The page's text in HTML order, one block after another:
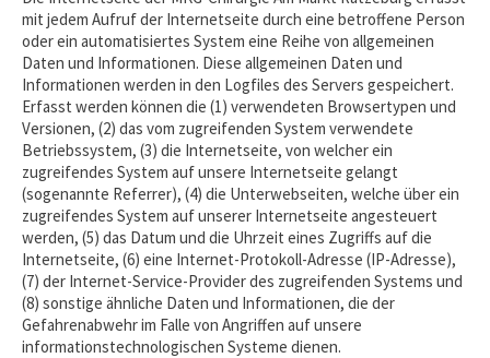
mit jedem Aufruf der Internetseite durch eine betroffene Person
oder ein automatisiertes System eine Reihe von allgemeinen
Daten und Informationen. Diese allgemeinen Daten und
Informationen werden in den Logfiles des Servers gespeichert.
Erfasst werden können die (1) verwendeten Browsertypen und
Versionen, (2) das vom zugreifenden System verwendete
Betriebssystem, (3) die Internetseite, von welcher ein
zugreifendes System auf unsere Internetseite gelangt
(sogenannte Referrer), (4) die Unterwebseiten, welche über ein
zugreifendes System auf unserer Internetseite angesteuert
werden, (5) das Datum und die Uhrzeit eines Zugriffs auf die
Internetseite, (6) eine Internet-Protokoll-Adresse (IP-Adresse),
(7) der Internet-Service-Provider des zugreifenden Systems und
(8) sonstige ähnliche Daten und Informationen, die der
Gefahrenabwehr im Falle von Angriffen auf unsere
informationstechnologischen Systeme dienen.